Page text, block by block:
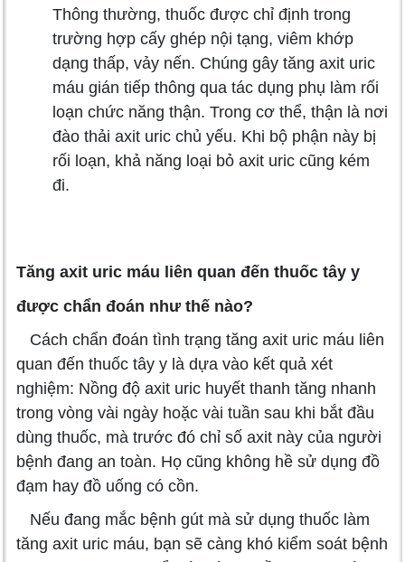
Thông thường, thuốc được chỉ định trong
trường hợp cấy ghép nội tạng, viêm khớp
dạng thấp, vảy nến. Chúng gây tăng axit uric
máu gián tiếp thông qua tác dụng phụ làm rối
loạn chức năng thận. Trong cơ thể, thận là nơi
đào thải axit uric chủ yếu. Khi bộ phận này bị
rối loạn, khả năng loại bỏ axit uric cũng kém
đi.
Tăng axit uric máu liên quan đến thuốc tây y
được chẩn đoán như thế nào?
Cách chẩn đoán tình trạng tăng axit uric máu liên
quan đến thuốc tây y là dựa vào kết quả xét
nghiệm: Nồng độ axit uric huyết thanh tăng nhanh
trong vòng vài ngày hoặc vài tuần sau khi bắt đầu
dùng thuốc, mà trước đó chỉ số axit này của người
bệnh đang an toàn. Họ cũng không hề sử dụng đồ
đạm hay đồ uống có cồn.
Nếu đang mắc bệnh gút mà sử dụng thuốc làm
tăng axit uric máu, bạn sẽ càng khó kiểm soát bệnh